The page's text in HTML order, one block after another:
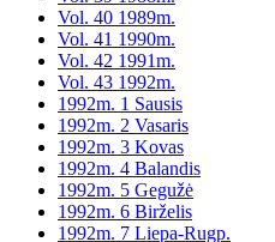
Vol. 40 1989m.
Vol. 41 1990m.
Vol. 42 1991m.
Vol. 43 1992m.
1992m. 1 Sausis
1992m. 2 Vasaris
1992m. 3 Kovas
1992m. 4 Balandis
1992m. 5 Gegužė
1992m. 6 Birželis
1992m. 7 Liepa-Rugp.